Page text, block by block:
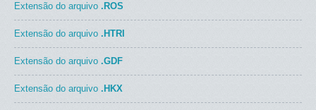
Extensão do arquivo .ROS
Extensão do arquivo .HTRI
Extensão do arquivo .GDF
Extensão do arquivo .HKX